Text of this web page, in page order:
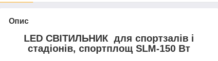
Опис
LED СВІТИЛЬНИК для спортзалів і
стадіонів, спортплощ SLM-150 Вт